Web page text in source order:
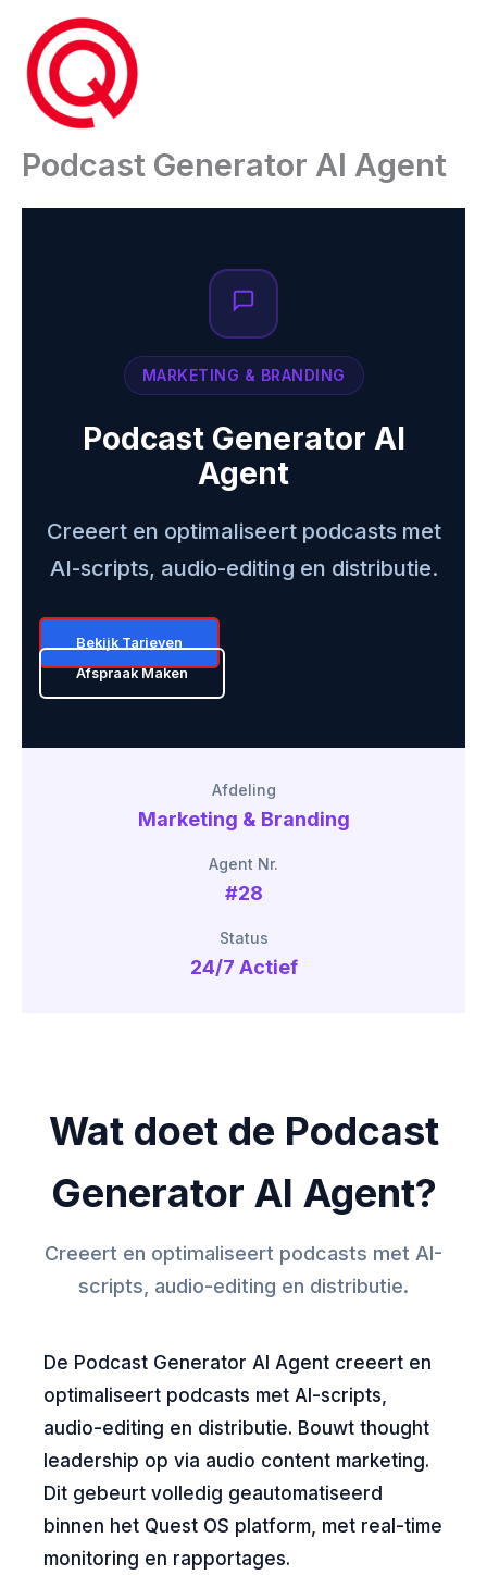
inhoud
Podcast Generator AI Agent
MARKETING & BRANDING
Podcast Generator AI
Agent
Creeert en optimaliseert podcasts met
AI-scripts, audio-editing en distributie.
Bekijk Tarieven
Afspraak Maken
Afdeling
Marketing & Branding
Agent Nr.
#28
Status
24/7 Actief
Wat doet de Podcast
Generator AI Agent?
Creeert en optimaliseert podcasts met AI-
scripts, audio-editing en distributie.
De Podcast Generator AI Agent creeert en
optimaliseert podcasts met AI-scripts,
audio-editing en distributie. Bouwt thought
leadership op via audio content marketing.
Dit gebeurt volledig geautomatiseerd
binnen het Quest OS platform, met real-time
monitoring en rapportages.